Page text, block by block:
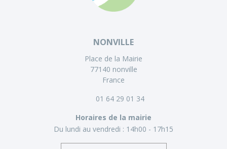
NONVILLE
Place de la Mairie
77140 nonville
France
01 64 29 01 34
Horaires de la mairie
Du lundi au vendredi : 14h00 - 17h15